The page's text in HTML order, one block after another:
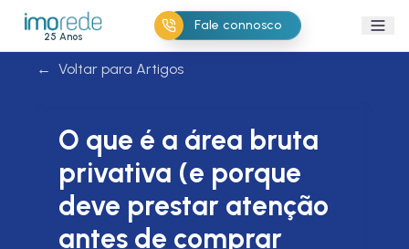
25 Anos
Fale connosco
← Voltar para Artigos
O que é a área bruta
privativa (e porque
deve prestar atenção
antes de comprar